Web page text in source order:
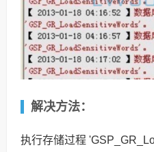
解决方法：
执行存储过程